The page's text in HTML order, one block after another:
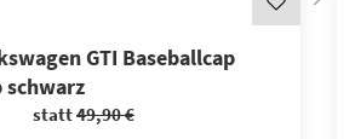
GTI Baseballcap
schwarz
statt49,90 €